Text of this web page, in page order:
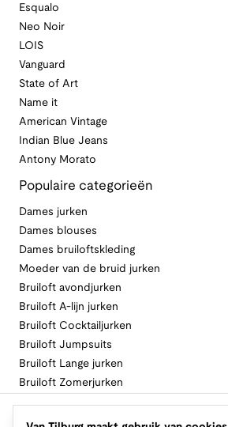
Esqualo
Neo Noir
LOIS
Vanguard
State of Art
Name it
American Vintage
Indian Blue Jeans
Antony Morato
Populaire categorieën
Dames jurken
Dames blouses
Dames bruiloftskleding
Moeder van de bruid jurken
Bruiloft avondjurken
Bruiloft A-lijn jurken
Bruiloft Cocktailjurken
Bruiloft Jumpsuits
Bruiloft Lange jurken
Bruiloft Zomerjurken